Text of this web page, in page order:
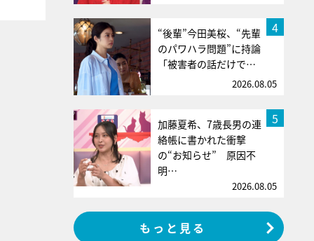
4
“後輩”今田美桜、“先輩
のパワハラ問題”に持論
「被害者の話だけで…
2026.08.05
5
加藤夏希、7歳長男の連
絡帳に書かれた衝撃
の“お知らせ” 原因不
明…
2026.08.05
もっと見る